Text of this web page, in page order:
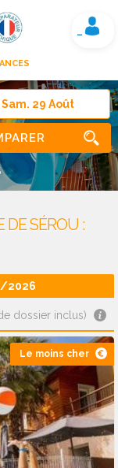
Mon compte
SÉROU :
2026
dossier inclus)
Le moins cher